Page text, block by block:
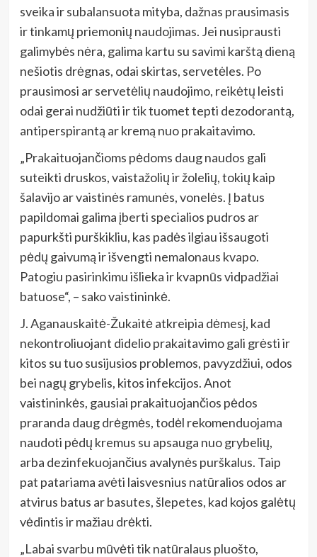
sveika ir subalansuota mityba, dažnas prausimasis
ir tinkamų priemonių naudojimas. Jei nusiprausti
galimybės nėra, galima kartu su savimi karštą dieną
nešiotis drėgnas, odai skirtas, servetėles. Po
prausimosi ar servetėlių naudojimo, reikėtų leisti
odai gerai nudžiūti ir tik tuomet tepti dezodorantą,
antiperspirantą ar kremą nuo prakaitavimo.
„Prakaituojančioms pėdoms daug naudos gali
suteikti druskos, vaistažolių ir žolelių, tokių kaip
šalavijo ar vaistinės ramunės, vonelės. Į batus
papildomai galima įberti specialios pudros ar
papurkšti purškikliu, kas padės ilgiau išsaugoti
pėdų gaivumą ir išvengti nemalonaus kvapo.
Patogiu pasirinkimu išlieka ir kvapnūs vidpadžiai
batuose“, – sako vaistininkė.
J. Aganauskaitė-Žukaitė atkreipia dėmesį, kad
nekontroliuojant didelio prakaitavimo gali grėsti ir
kitos su tuo susijusios problemos, pavyzdžiui, odos
bei nagų grybelis, kitos infekcijos. Anot
vaistininkės, gausiai prakaituojančios pėdos
praranda daug drėgmės, todėl rekomenduojama
naudoti pėdų kremus su apsauga nuo grybelių,
arba dezinfekuojančius avalynės purškalus. Taip
pat patariama avėti laisvesnius natūralios odos ar
atvirus batus ar basutes, šlepetes, kad kojos galėtų
vėdintis ir mažiau drėkti.
„Labai svarbu mūvėti tik natūralaus pluošto,